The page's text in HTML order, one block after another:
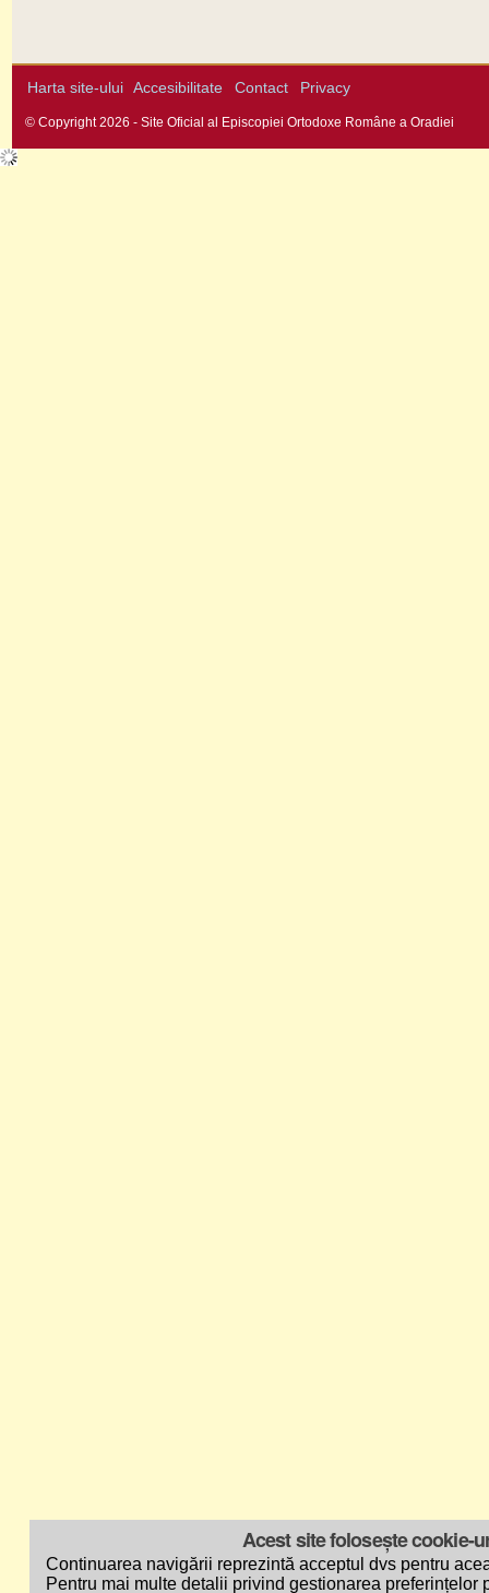
Harta site-ului Accesibilitate Contact Privacy
© Copyright 2026 - Site Oficial al Episcopiei Ortodoxe Române a Oradiei
Acest site folosește cookie-
Continuarea navigării reprezintă acceptul dvs pentru
Pentru mai multe detalii privind gestionarea preferințelor